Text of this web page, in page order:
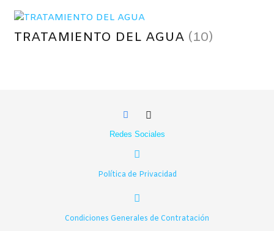
TRATAMIENTO DEL AGUA (10)
Redes Sociales
Política de Privacidad
Condiciones Generales de Contratación